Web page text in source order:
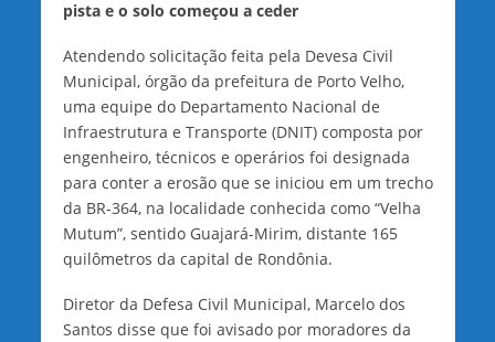
pista e o solo começou a ceder
Atendendo solicitação feita pela Devesa Civil
Municipal, órgão da prefeitura de Porto Velho,
uma equipe do Departamento Nacional de
Infraestrutura e Transporte (DNIT) composta por
engenheiro, técnicos e operários foi designada
para conter a erosão que se iniciou em um trecho
da BR-364, na localidade conhecida como “Velha
Mutum”, sentido Guajará-Mirim, distante 165
quilômetros da capital de Rondônia.
Diretor da Defesa Civil Municipal, Marcelo dos
Santos disse que foi avisado por moradores da